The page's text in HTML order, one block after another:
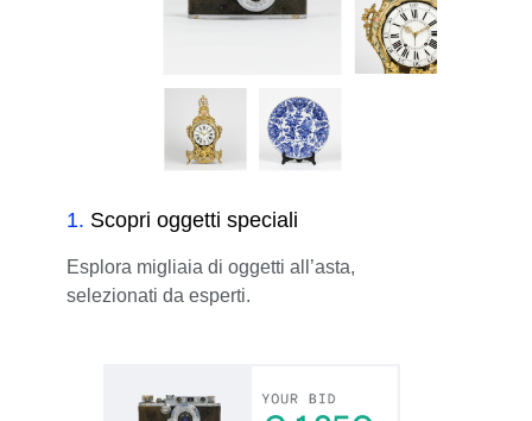
1. Scopri oggetti speciali
Esplora migliaia di oggetti all’asta,
selezionati da esperti.